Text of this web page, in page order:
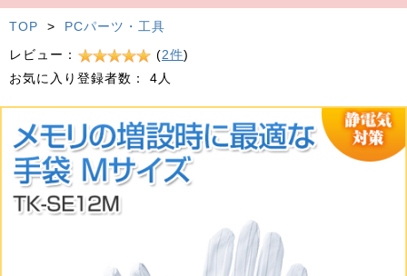
TOP >
PCパーツ・工具
レビュー：
(2件)
お気に入り登録者数：
4人